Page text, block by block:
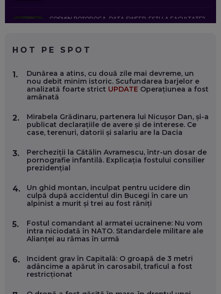
COSMIN BOȚOROGA, DATA SWEEP: EȘTI LA FACULTATE?
FOLOSEȘTI TEHNOLOGIA CA SĂ FII MAI BUN LA JOB. ȘI CUM
SE VA SCHIMBA MUNCA, ÎN URMĂTORII ANI
EP. 58
MARIUS PAȘCULEA, COFONDATOR AL KULTH: CUM
FOLOSEȘTI TEHNOLOGIA CA SĂ ÎȚI DESCHIZI DRUMUL
CĂTRE ARTĂ, LA NIVEL GLOBAL
ANDREI AVĂDANEI, BIT SENTINEL: CUM ÎȚI PROTEJEZI
CARIERĂ DE „HACKER CU PERMIS”
EP. 56
DOINA VÎLCEANU, CONTENTSPEED: VREI SUCCES ONLINE?
ÎNVAȚĂ AEO ȘI GEO!
EP. 55
OLIVIU MATEI, HOLISUN: SOFTWARE DE LA CLUJ PENTRU
WASHINGTON, OCHELARI INTELIGENȚI ȘI FERME
HOT PE SPOT
1.
Dunărea a atins, cu două zile mai devreme, un
nou debit minim istoric. Scufundarea barjelor e
analizată foarte strict UPDATE Operațiunea a fost
amânată
2.
Mirabela Grădinaru, partenera lui Nicușor Dan, și-a
publicat declarațiile de avere și de interese. Ce
case, terenuri, datorii și salariu are la Dacia
3.
Percheziții la Cătălin Avramescu, într-un dosar de
pornografie infantilă. Explicația fostului consilier
prezidențial
4.
Un ghid montan, inculpat pentru ucidere din
culpă după accidentul din Bucegi în care un
alpinist a murit și trei au fost răniți
5.
Fostul comandant al armatei ucrainene: Nu vom
intra niciodată în NATO. Standardele militare ale
Alianței au rămas în urmă
6.
Incident grav în Capitală: O groapă de 3 metri
adâncime a apărut în carosabil, traficul a fost
restricționat